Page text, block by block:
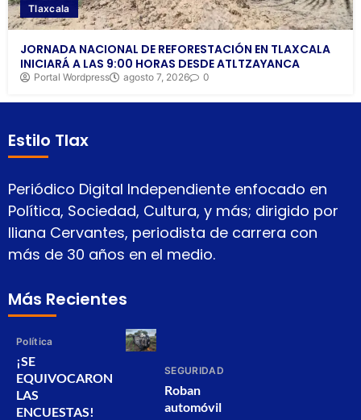
Tlaxcala
JORNADA NACIONAL DE REFORESTACIÓN EN TLAXCALA
INICIARÁ A LAS 9:00 HORAS DESDE ATLTZAYANCA
Portal Wordpress agosto 7, 2026 0
Estilo Tlax
Periódico Digital Independiente enfocado en
Política, Sociedad, Cultura, y más; dirigido por
Iliana Cervantes, periodista de carrera con
más de 30 años en el medio.
Más Recientes
Política
¡SE
EQUIVOCARON
LAS
ENCUESTAS!
SEGURIDAD
Roban
automóvil